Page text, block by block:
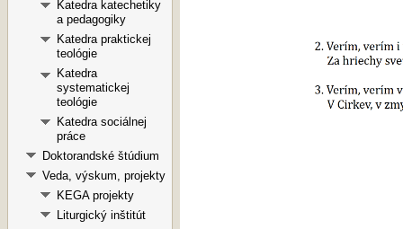
Katedra katechetiky
a pedagogiky
Katedra praktickej
teológie
Katedra
systematickej
teológie
Katedra sociálnej
práce
Doktorandské štúdium
Veda, výskum, projekty
KEGA projekty
Liturgický inštitút